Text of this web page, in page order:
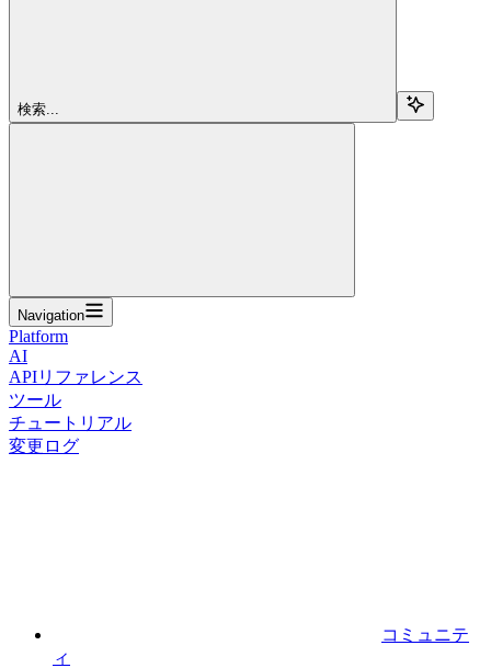
検索...
Navigation
Platform
AI
APIリファレンス
ツール
チュートリアル
変更ログ
コミュニテ
ィ